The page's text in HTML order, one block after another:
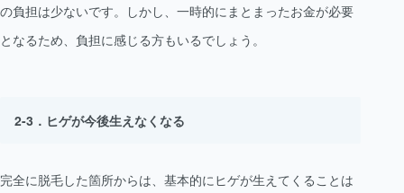
の負担は少ないです。しかし、一時的にまとまったお金が必要
となるため、負担に感じる方もいるでしょう。
ヒゲが今後生えなくなる
完全に脱毛した箇所からは、基本的にヒゲが生えてくることは